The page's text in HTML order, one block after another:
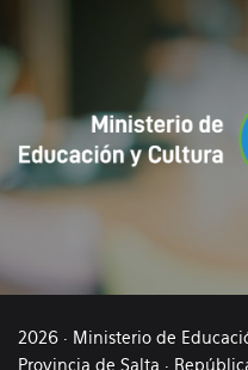
2026 · Ministerio de
Provincia de Salta ·